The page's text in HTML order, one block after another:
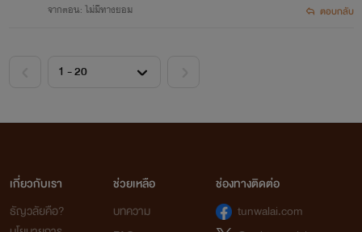
จากตอน: ไม่มีทางยอม ตอบกลับ
เกี่ยวกับเรา
ธัญวลัยคือ?
ช่วยเหลือ
บทความ
ช่องทางติดต่อ
tunwalai.com